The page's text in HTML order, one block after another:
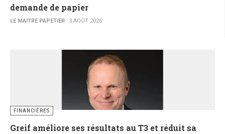
demande de papier
LE MAITRE PAPETIER 3 AOÛT 2026
FINANCIÈRES
Greif améliore ses résultats au T3 et réduit sa